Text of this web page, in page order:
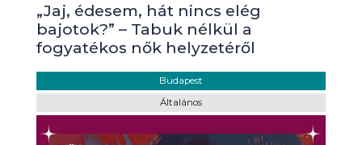
„Jaj, édesem, hát nincs elég
bajotok?” – Tabuk nélkül a
fogyatékos nők helyzetéről
Budapest
Általános